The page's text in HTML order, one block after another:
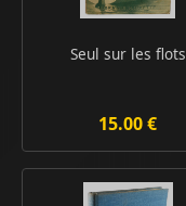
Seul sur les flots
15.00 €